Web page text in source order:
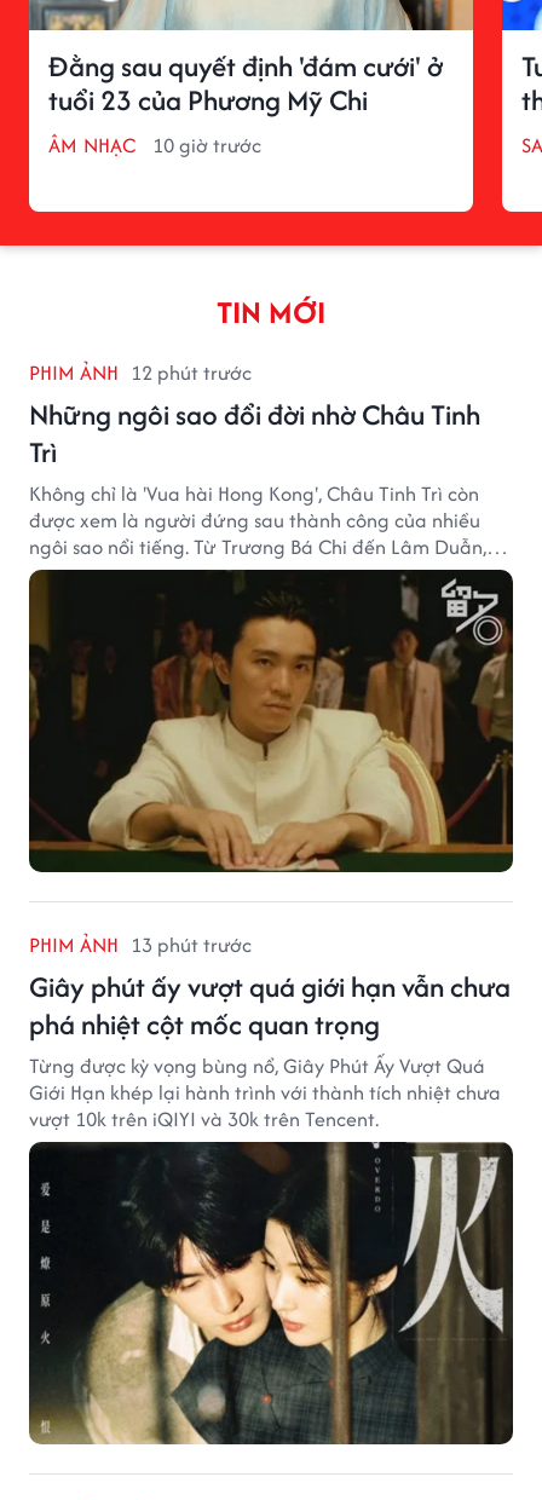
Đằng sau quyết định 'đám cưới' ở
tuổi 23 của Phương Mỹ Chi
ÂM NHẠC 10 giờ trước
TIN MỚI
PHIM ẢNH 12 phút trước
Những ngôi sao đổi đời nhờ Châu Tinh
Trì
Không chỉ là 'Vua hài Hong Kong', Châu Tinh Trì còn
được xem là người đứng sau thành công của nhiều
ngôi sao nổi tiếng. Từ Trương Bá Chi đến Lâm Duẫn,
không ít diễn viên đã bước sang trang mới trong sự
nghiệp nhờ cơ hội từ Châu Tinh Trì.
PHIM ẢNH 13 phút trước
Giây phút ấy vượt quá giới hạn vẫn chưa
phá nhiệt cột mốc quan trọng
Từng được kỳ vọng bùng nổ, Giây Phút Ấy Vượt Quá
Giới Hạn khép lại hành trình với thành tích nhiệt chưa
vượt 10k trên iQIYI và 30k trên Tencent.